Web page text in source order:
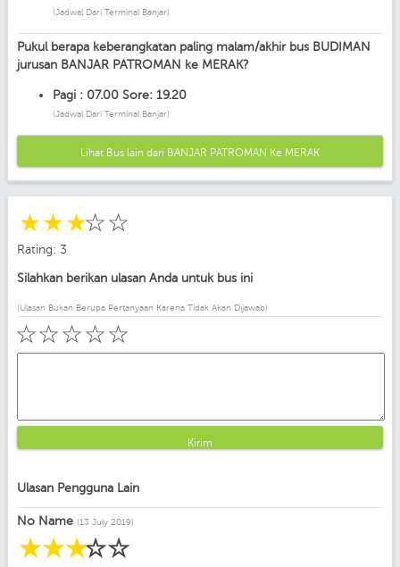
(Jadwal Dari Terminal Banjar)
Pukul berapa keberangkatan paling malam/akhir bus BUDIMAN
jurusan BANJAR PATROMAN ke MERAK?
Pagi : 07.00 Sore: 19.20
(Jadwal Dari Terminal Banjar)
Lihat Bus lain dari BANJAR PATROMAN Ke MERAK
☆
☆
☆
☆
☆
Rating: 3
Silahkan berikan ulasan Anda untuk bus ini
(Ulasan Bukan Berupa Pertanyaan Karena Tidak Akan Dijawab)
☆
☆
☆
☆
☆
Kirim
Ulasan Pengguna Lain
No Name (13 July 2019)
☆
☆
☆
☆
☆